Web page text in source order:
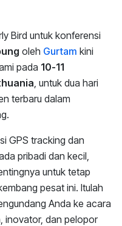
Bird untuk konferensi
oleh Gurtam kini
pada 10-11
, untuk dua hari
terbaru dalam
GPS tracking dan
pribadi dan kecil,
untuk tetap
pesat ini. Itulah
Anda ke acara
inovator, dan pelopor